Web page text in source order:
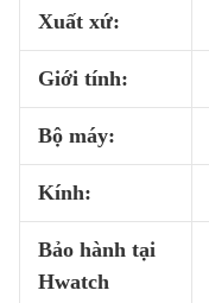
Xuất xứ:
Giới tính:
Bộ máy:
Kính:
Bảo hành tại
Hwatch